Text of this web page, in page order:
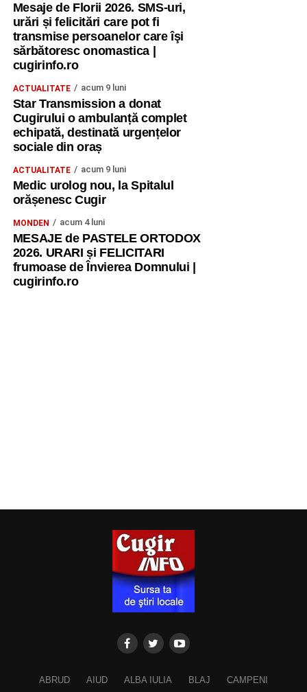
Mesaje de Florii 2026. SMS-uri,
urări și felicitări care pot fi
transmise persoanelor care îşi
sărbătoresc onomastica |
cugirinfo.ro
ACTUALITATE acum 9 luni
Star Transmission a donat
Cugirului o ambulanță complet
echipată, destinată urgențelor
sociale din oraș
ACTUALITATE acum 9 luni
Medic urolog nou, la Spitalul
orășenesc Cugir
MONDEN acum 4 luni
MESAJE de PASTELE ORTODOX
2026. URARI și FELICITARI
frumoase de Învierea Domnului |
cugirinfo.ro
ABRUD AIUD ALBA IULIA BLAJ CAMPENI